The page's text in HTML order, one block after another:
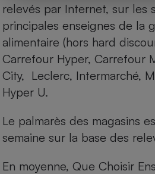
relevés par Internet, sur les
principales enseignes de la
alimentaire (hors hard
Carrefour Hyper, Carrefour
City, Leclerc, Intermarché,
Hyper U.
Le palmarès des magasins
semaine sur la base des
En moyenne, Que Choisir